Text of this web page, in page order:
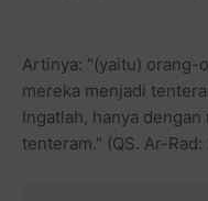
Artinya: "(yaitu) orang-
mereka menjadi
Ingatlah, hanya
tenteram." (QS. Ar-Rad: